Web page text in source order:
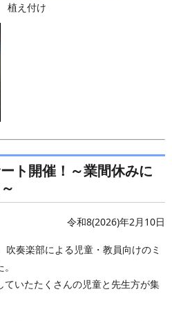
植え付け
ト開催！～業間休みに
令和8(2026)年2月10日
奏楽部による児童・教員向けのミ
いたたくさんの児童と先生方が集